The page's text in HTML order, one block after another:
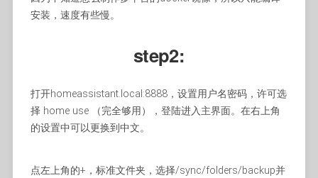
安装，速度有些慢。
step2:
打开homeassistant.local:8888，设置用户名密码，许可选
择 home use （完全够用），登陆进入主界面。在右上角
的设置中可以更换到中文。
点左上角的+，标准文件夹，选择/sync/folders/backup并